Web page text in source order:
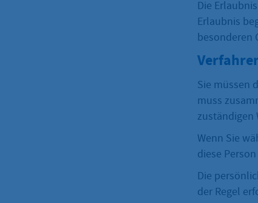
Die
Erlaubnis
besonderen
Sie müssen
muss
zuständigen
Wenn Sie
diese
Die
der Regel